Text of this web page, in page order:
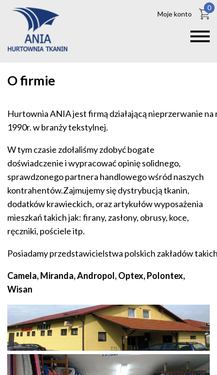
Moje konto
0
O firmie
Hurtownia ANIA jest firmą działającą nieprzerwanie na
1990r. w branży tekstylnej.
W tym czasie zdołaliśmy zdobyć bogate
doświadczenie i wypracować opinię solidnego,
sprawdzonego partnera handlowego wśród naszych
kontrahentów.Zajmujemy się dystrybucją tkanin,
dodatków krawieckich, oraz artykułów wyposażenia
mieszkań takich jak: firany, zasłony, obrusy, koce,
ręczniki, pościele itp.
Posiadamy przedstawicielstwa polskich zakładów
Camela, Miranda, Andropol, Optex, Polontex,
Wisan